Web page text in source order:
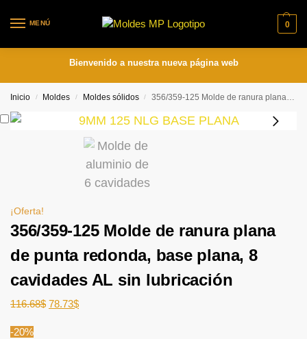
MENÚ 0
Bienvenido a nuestra nueva página web
Inicio / Moldes / Moldes sólidos / 356/359-125 Molde de ranura plana de punta redonda, base plana, 8 cavidades AL sin lubricación
¡Oferta!
356/359-125 Molde de ranura plana
de punta redonda, base plana, 8
cavidades AL sin lubricación
116.68$ 78.73$
-20%